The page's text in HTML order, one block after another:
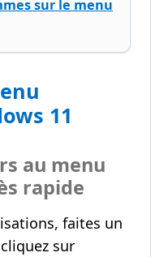
sur le menu
11
au menu
rapide
faites un
sur